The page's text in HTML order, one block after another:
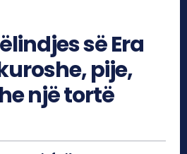
së Era
pije,
një tortë